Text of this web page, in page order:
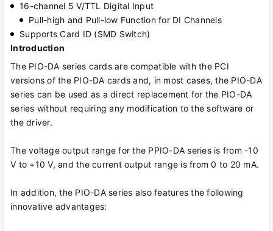
16-channel 5 V/TTL Digital Input
Pull-high and Pull-low Function for DI Channels
Supports Card ID (SMD Switch)
Introduction
The PIO-DA series cards are compatible with the PCI
versions of the PIO-DA cards and, in most cases, the PIO-DA
series can be used as a direct replacement for the PIO-DA
series without requiring any modification to the software or
the driver.
The voltage output range for the PPIO-DA series is from -10
V to +10 V, and the current output range is from 0 to 20 mA.
In addition, the PIO-DA series also features the following
innovative advantages: